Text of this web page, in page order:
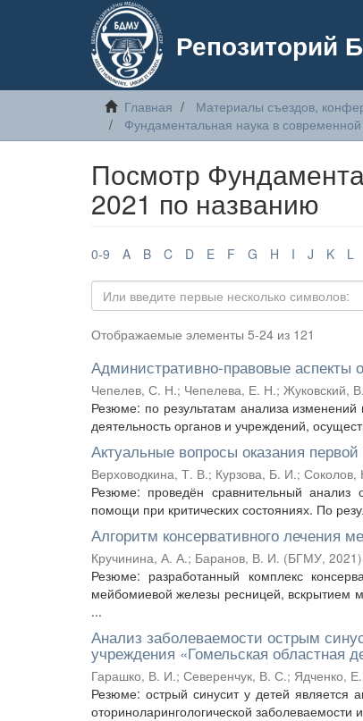
Репозиторий
Главная Материалы съездов,
Фундаментальная наука в
Посмотр
2021 по названию
0-9 A B C D E F G H I J K L
Отображаемые элементы 5-24 из 121
Административно-правовые аспекты
Чепелев, С. Н.; Чепелева, Е. Н.; Жуковский,
Резюме: по результатам анализа
деятельность органов и учреждений,
Актуальные вопросы оказания
Верховодкина, Т. В.; Курзова, Б. И.;
Резюме: проведён сравнительный анализ
помощи при критических состояниях. По
Алгоритм консервативного лечения
Кручинина, А. А.; Баранов, В. И. (БГМУ, 2021)
Резюме: разработанный комплекс
мейбомиевой железы ресницей, вскрытием
...
Анализ заболеваемости острым
учреждения «Гомельская областная
Гарашко, В. И.; Северенчук, В. С.; Ядченко,
Резюме: острый синусит у детей является
оториноларингологической